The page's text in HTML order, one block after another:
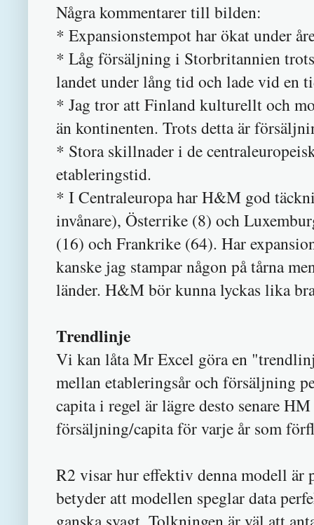
Några kommentarer till bilden:
* Expansionstempot har ökat under
* Låg försäljning i Storbritannien
landet under lång tid och lade vid en
* Jag tror att Finland kulturellt och
än kontinenten. Trots detta är
* Stora skillnader i de
etableringstid.
* I Centraleuropa har H&M god
invånare), Österrike (8) och
(16) och Frankrike (64). Har
kanske jag stampar någon på tårna
länder. H&M bör kunna lyckas lika
Trendlinje
Vi kan låta Mr Excel göra en
mellan etableringsår och försäljning
capita i regel är lägre desto senare
försäljning/capita för varje år som
R2 visar hur effektiv denna modell är
betyder att modellen speglar data